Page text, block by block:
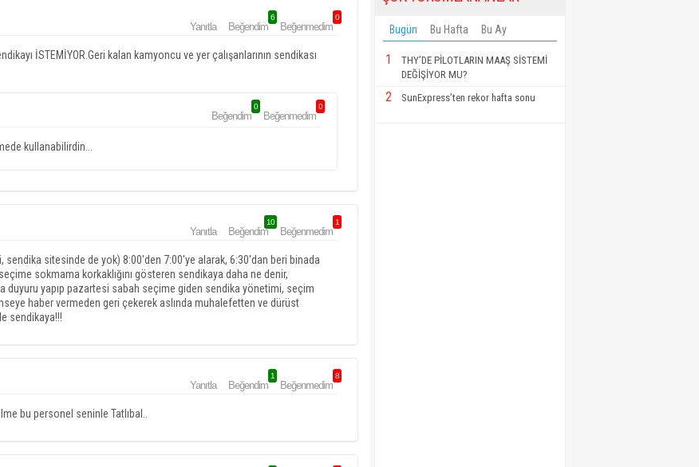
Yanıtla Beğendim
6
Beğenmedim
0
İSTEMİYOR.Geri kalan kamyoncu ve yer çalışanlarının sendikası
Beğendim
0
Beğenmedim
0
kullanabilirdin...
Yanıtla Beğendim
10
Beğenmedim
1
sitesinde de yok) 8:00'den 7:00'ye alarak, 6:30'dan beri binada
sokmama korkaklığını gösteren sendikaya daha ne denir,
duyuru yapıp pazartesi sabah seçime giden sendika yönetimi, seçim
haber vermeden geri çekerek aslında muhalefetten ve dürüst
sendikaya!!!
Yanıtla Beğendim
1
Beğenmedim
8
bu personel seninle Tatlıbal..
Bugün Bu Hafta Bu Ay
1
THY’DE PİLOTLARIN MAAŞ SİSTEMİ
DEĞİŞİYOR MU?
2 SunExpress’ten rekor hafta sonu